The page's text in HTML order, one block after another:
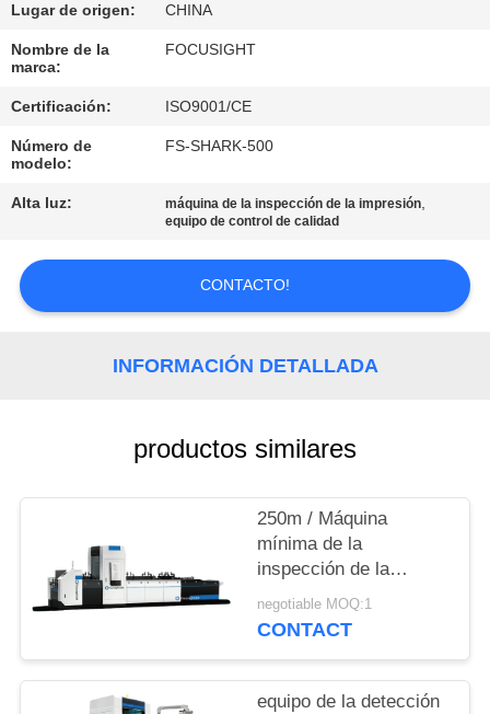
DE
CALIDAD
EN
CONTACTO
NOTICIAS
MAPA
SITIO
PRIVACY
POLICY
Lugar de origen: CHINA
Nombre de la
marca:
FOCUSIGHT
Certificación: ISO9001/CE
Número de
modelo:
FS-SHARK-500
Alta luz: máquina de la inspección de la impresión,
equipo de control de calidad
CONTACTO!
INFORMACIÓN DETALLADA
productos similares
250m / Máquina
mínima de la
inspección de la
impresión de la caja de
la medicina con
negotiable MOQ:1
CONTACT
equipo de la detección